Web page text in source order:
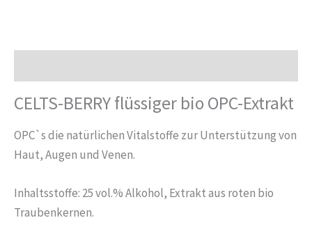
CELTS-BERRY flüssiger bio OPC-Extrakt
OPC`s die natürlichen Vitalstoffe zur Unterstützung von
Haut, Augen und Venen.
Inhaltsstoffe: 25 vol.% Alkohol, Extrakt aus roten bio
Traubenkernen.